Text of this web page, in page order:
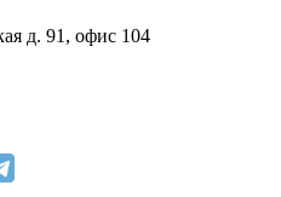
д. 91, офис 104